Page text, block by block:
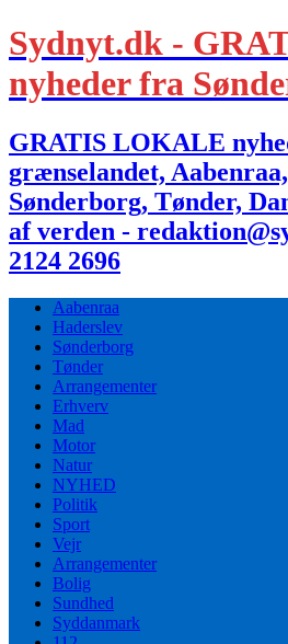
Sydnyt.dk -
nyheder fra
GRATIS LOKALE
grænselandet,
Sønderborg, Tønder,
af verden -
2124 2696
Aabenraa
Haderslev
Sønderborg
Tønder
Arrangementer
Erhverv
Mad
Motor
Natur
NYHED
Politik
Sport
Vejr
Arrangementer
Bolig
Sundhed
Syddanmark